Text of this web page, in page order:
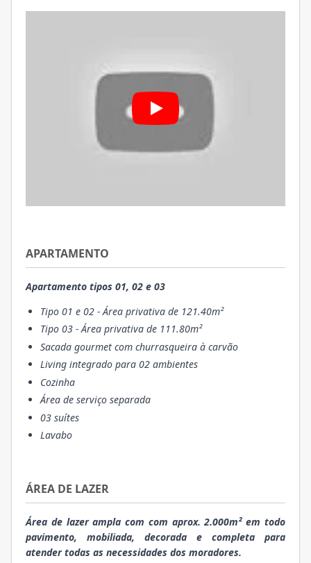
APARTAMENTO
Apartamento tipos 01, 02 e 03
Tipo 01 e 02 - Área privativa de 121.40m²
Tipo 03 - Área privativa de 111.80m²
Sacada gourmet com churrasqueira à carvão
Living integrado para 02 ambientes
Cozinha
Área de serviço separada
03 suítes
Lavabo
ÁREA DE LAZER
Área de lazer ampla com com aprox. 2.000m² em todo
pavimento, mobiliada, decorada e completa para
atender todas as necessidades dos moradores.